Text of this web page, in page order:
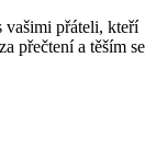
vašimi přáteli, kteří
přečtení a těším se